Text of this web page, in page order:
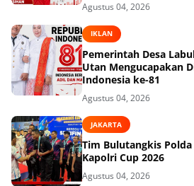
Agustus 04, 2026
IKLAN
Pemerintah Desa
Utan Mengucapakan
Indonesia ke-81
Agustus 04, 2026
JAKARTA
Tim Bulutangkis
Kapolri Cup 2026
Agustus 04, 2026